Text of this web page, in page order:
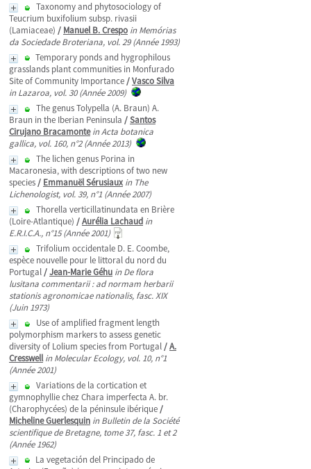
Taxonomy and phytosociology of
Teucrium buxifolium subsp. rivasii
(Lamiaceae) / Manuel B. Crespo in Memórias
da Sociedade Broteriana, vol. 29 (Année 1993)
Temporary ponds and hygrophilous
grasslands plant communities in Monfurado
Site of Community Importance/Vasco Silva
in Lazaroa, vol. 30 (Année 2009)
The genus Tolypella (A. Braun) A.
Braun in the Iberian Peninsula /Santos
Cirujano Bracamonte in Acta botanica
gallica, vol. 160, n°2 (Année 2013)
The lichen genus Porina in
Macaronesia, with descriptions of two new
species/ Emmanuël Sérusiaux in The
Lichenologist, vol. 39, n°1 (Année 2007)
Thorella verticillatinundata en Brière
(Loire-Atlantique) /Aurélia Lachaud in
E.R.I.C.A., n°15 (Année 2001)
Trifolium occidentale D. E. Coombe,
espèce nouvelle pour le littoral du nord du
Portugal/Jean-Marie Géhu in De flora
lusitana commentarii : ad normam herbarii
stationis agronomicae nationalis, fasc. XIX
(Juin 1973)
Use of amplified fragment length
polymorphism markers to assess genetic
diversity of Lolium species from Portugal/A.
Cresswell in Molecular Ecology, vol. 10, n°1
(Année 2001)
Variations de la cortication et
gymnophyllie chez Chara imperfecta A. br.
(Charophycées) de la péninsule ibérique/
Micheline Guerlesquin in Bulletin de la Société
scientifique de Bretagne, tome 37, fasc. 1 et 2
(Année 1962)
La vegetación del Principado de